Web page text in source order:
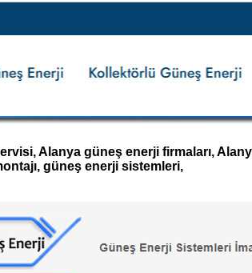
Alanya güneş enerji firmaları,
güneş enerji sistemleri,